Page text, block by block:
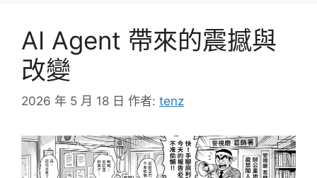
AI Agent 帶來的震撼與
改變
2026 年 5 月 18 日 作者: tenz